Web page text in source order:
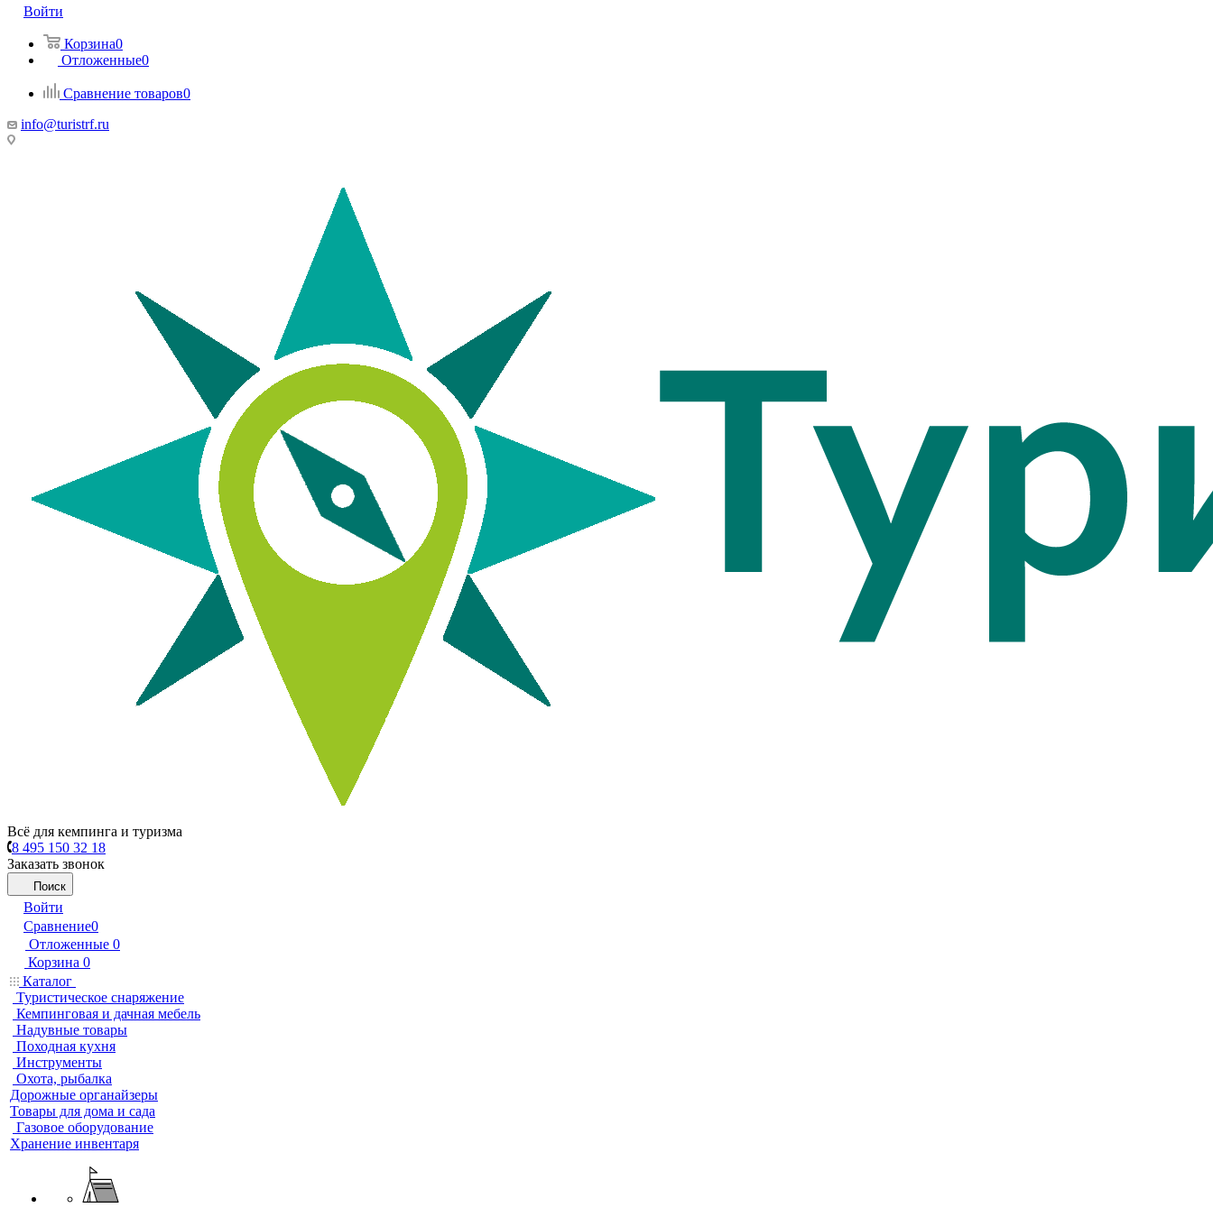
Войти
Корзина0
Отложенные0
Сравнение товаров0
info@turistrf.ru
Всё для кемпинга и туризма
8 495 150 32 18
Заказать звонок
Поиск
Войти
Сравнение0
Отложенные 0
Корзина 0
Каталог
Туристическое снаряжение
Кемпинговая и дачная мебель
Надувные товары
Походная кухня
Инструменты
Охота, рыбалка
Дорожные органайзеры
Товары для дома и сада
Газовое оборудование
Хранение инвентаря